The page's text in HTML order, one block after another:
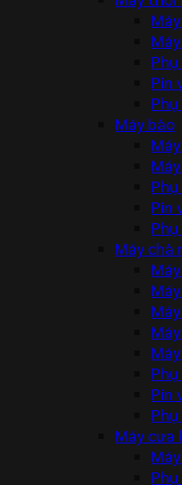
Pin
Máy bào
Pin
Máy chà
Pin
Máy cưa